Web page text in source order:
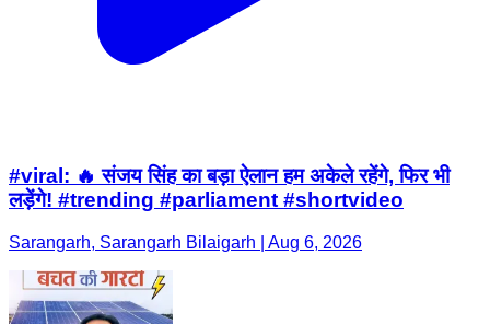
#viral: 🔥 संजय सिंह का बड़ा ऐलान हम अकेले रहेंगे, फिर भी
लड़ेंगे! #trending #parliament #shortvideo
Sarangarh, Sarangarh Bilaigarh | Aug 6, 2026